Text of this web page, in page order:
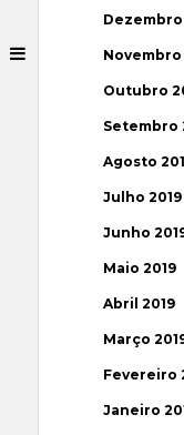
Dezembro
Novembro
Outubro
Setembro
Agosto
Julho 2019
Junho
Maio 2019
Abril 2019
Março
Fevereiro
Janeiro